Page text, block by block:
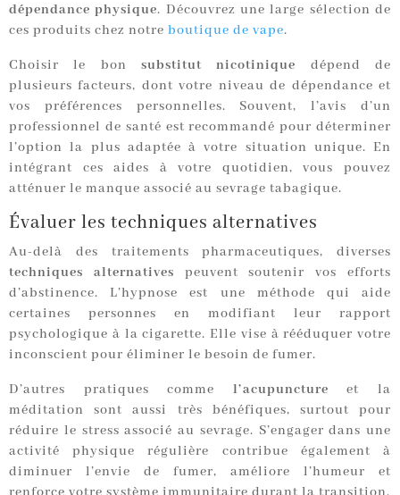
dépendance physique. Découvrez une large sélection de
ces produits chez notre boutique de vape.
Choisir le bon substitut nicotinique dépend de
plusieurs facteurs, dont votre niveau de dépendance et
vos préférences personnelles. Souvent, l’avis d’un
professionnel de santé est recommandé pour déterminer
l’option la plus adaptée à votre situation unique. En
intégrant ces aides à votre quotidien, vous pouvez
atténuer le manque associé au sevrage tabagique.
Évaluer les techniques alternatives
Au-delà des traitements pharmaceutiques, diverses
techniques alternatives peuvent soutenir vos efforts
d’abstinence. L’hypnose est une méthode qui aide
certaines personnes en modifiant leur rapport
psychologique à la cigarette. Elle vise à rééduquer votre
inconscient pour éliminer le besoin de fumer.
D’autres pratiques comme l’acupuncture et la
méditation sont aussi très bénéfiques, surtout pour
réduire le stress associé au sevrage. S’engager dans une
activité physique régulière contribue également à
diminuer l’envie de fumer, améliore l’humeur et